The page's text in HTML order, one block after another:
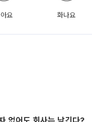
요 화나요